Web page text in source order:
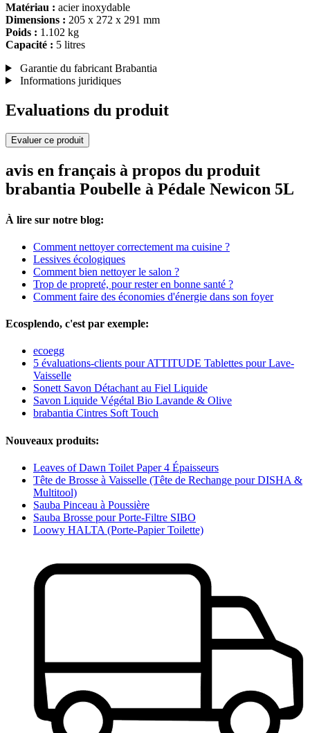
Matériau : acier inoxydable
Dimensions : 205 x 272 x 291 mm
Poids : 1.102 kg
Capacité : 5 litres
Garantie du fabricant Brabantia
Informations juridiques
Evaluations du produit
Evaluer ce produit
avis en français à propos du produit
brabantia Poubelle à Pédale Newicon 5L
À lire sur notre blog:
Comment nettoyer correctement ma cuisine ?
Lessives écologiques
Comment bien nettoyer le salon ?
Trop de propreté, pour rester en bonne santé ?
Comment faire des économies d'énergie dans son foyer
Ecosplendo, c'est par exemple:
ecoegg
5 évaluations-clients pour ATTITUDE Tablettes pour Lave-
Vaisselle
Sonett Savon Détachant au Fiel Liquide
Savon Liquide Végétal Bio Lavande & Olive
brabantia Cintres Soft Touch
Nouveaux produits:
Leaves of Dawn Toilet Paper 4 Épaisseurs
Tête de Brosse à Vaisselle (Tête de Rechange pour DISHA &
Multitool)
Sauba Pinceau à Poussière
Sauba Brosse pour Porte-Filtre SIBO
Loowy HALTA (Porte-Papier Toilette)